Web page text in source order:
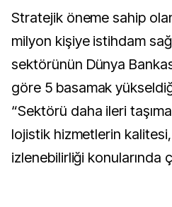
Stratejik öneme sahip
milyon kişiye istihdam
sektörünün Dünya
göre 5 basamak
“Sektörü daha ileri
lojistik hizmetlerin
izlenebilirliği konularında